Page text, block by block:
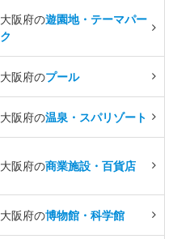
大阪府の遊園地・テーマパー
ク
大阪府のプール
大阪府の温泉・スパリゾート
大阪府の商業施設・百貨店
大阪府の博物館・科学館